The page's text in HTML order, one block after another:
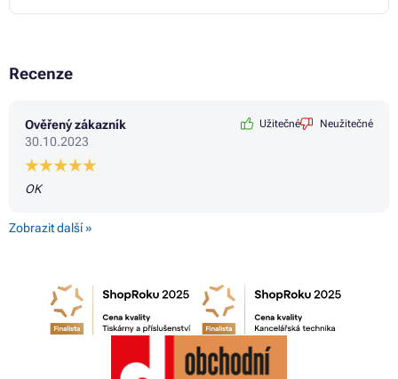
Recenze
Ověřený zákazník
30.10.2023
Užitečné Neužitečné
OK
Zobrazit další »